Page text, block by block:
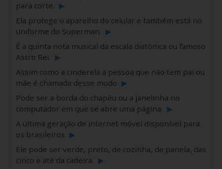
para corte. ▶
Ela protege o aparelho do celular e também está no
uniforme do Superman. ▶
É a quinta nota musical da escala diatônica ou famoso
Astro Rei. ▶
Assim como a cinderela a pessoa que não tem pai ou
mãe é chamada desse modo ▶
Pode ser a borda do chapéu ou a janelinha no
computador em que se abre uma página. ▶
A última geração de internet móvel disponível para
os brasileiros ▶
Ele pode ser verde, preto, de cozinha, de panela, das
cinco e até da cadeira. ▶